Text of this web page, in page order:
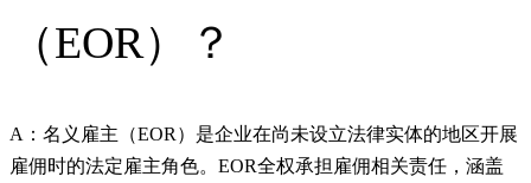
（EOR）？
A：名义雇主（EOR）是企业在尚未设立法律实体的地区开展
雇佣时的法定雇主角色。EOR全权承担雇佣相关责任，涵盖